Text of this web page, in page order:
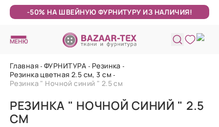
-50% НА ШВЕЙНУЮ ФУРНИТУРУ ИЗ НАЛИЧИЯ!
МЕНЮ
Главная ФУРНИТУРА
Резинка
Резинка цветная 2.5 см, 3 см
Резинка " Ночной синий " 2.5 см
РЕЗИНКА " НОЧНОЙ СИНИЙ " 2.5
СМ